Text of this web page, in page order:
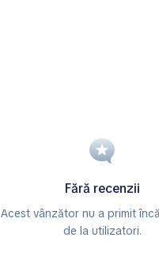
Fără recenzii
Acest vânzător nu a primit
de la utilizatori.